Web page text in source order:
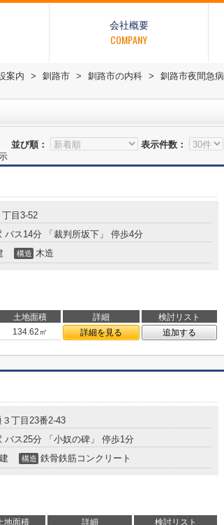
会社概要
COMPANY
案内 > 釧路市 > 釧路市の内科 >
釧路市夜間急病
並び順：
表示件数：
丁目3-52
バス14分 「裁判所坂下」 停歩4分
構造 木造
土地面積 詳細
検討リスト
134.62㎡ 詳細を見る 追加する
３丁目23番2-43
バス25分 「小奴の碑」 停歩1分
構造 鉄骨鉄筋コンクリート
地面積 詳細
検討リスト